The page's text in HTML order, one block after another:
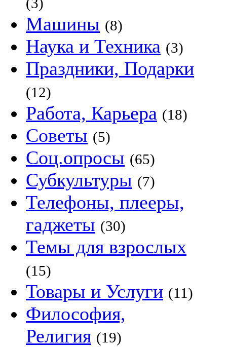
Машины (8)
Наука и Техника (3)
Праздники, Подарки
(12)
Работа, Карьера (18)
Советы (5)
Соц.опросы (65)
Субкультуры (7)
Телефоны, плееры,
гаджеты (30)
Темы для взрослых
(15)
Товары и Услуги (11)
Философия,
Религия (19)